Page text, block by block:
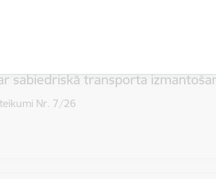
kompensē vispārējās
sabiedriskā transporta
Nr. 7/26